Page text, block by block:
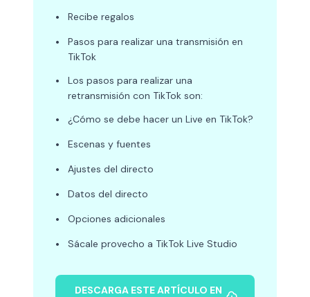
• Recibe regalos
•
Pasos para realizar una transmisión en
TikTok
•
Los pasos para realizar una
retransmisión con TikTok son:
• ¿Cómo se debe hacer un Live en TikTok?
• Escenas y fuentes
• Ajustes del directo
• Datos del directo
• Opciones adicionales
• Sácale provecho a TikTok Live Studio
DESCARGA ESTE ARTÍCULO EN